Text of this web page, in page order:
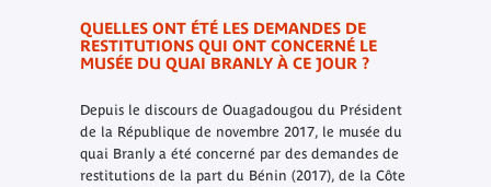
QUELLES ONT ÉTÉ LES DEMANDES DE
RESTITUTIONS QUI ONT CONCERNÉ LE
MUSÉE DU QUAI BRANLY À CE JOUR ?
Depuis le discours de Ouagadougou du Président
de la République de novembre 2017, le musée du
quai Branly a été concerné par des demandes de
restitutions de la part du Bénin (2017), de la Côte